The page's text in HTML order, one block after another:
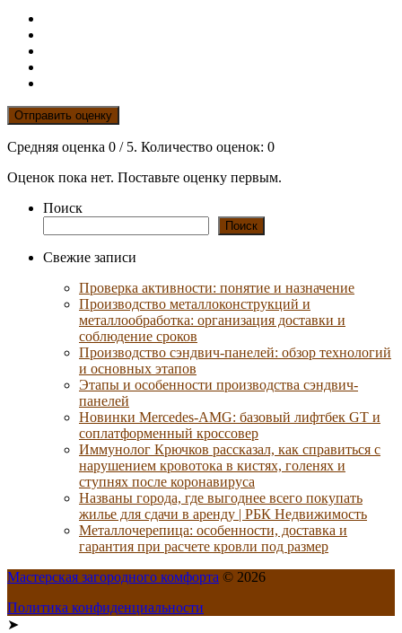
Отправить оценку
Средняя оценка 0 / 5. Количество оценок: 0
Оценок пока нет. Поставьте оценку первым.
Поиск
Поиск
Свежие записи
Проверка активности: понятие и назначение
Производство металлоконструкций и
металлообработка: организация доставки и
соблюдение сроков
Производство сэндвич-панелей: обзор технологий
и основных этапов
Этапы и особенности производства сэндвич-
панелей
Новинки Mercedes-AMG: базовый лифтбек GT и
соплатформенный кроссовер
Иммунолог Крючков рассказал, как справиться с
нарушением кровотока в кистях, голенях и
ступнях после коронавируса
Названы города, где выгоднее всего покупать
жилье для сдачи в аренду | РБК Недвижимость
Металлочерепица: особенности, доставка и
гарантия при расчете кровли под размер
Мастерская загородного комфорта © 2026
Политика конфиденциальности
➤